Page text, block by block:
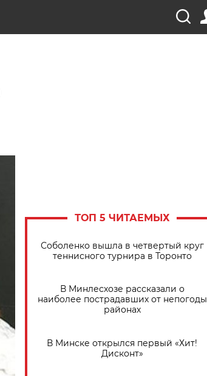
ТОП 5 ЧИТАЕМЫХ
Соболенко вышла в четвертый круг
теннисного турнира в Торонто
В Минлесхозе рассказали о
наиболее пострадавших от непогоды
районах
В Минске открылся первый «Хит!
Дисконт»